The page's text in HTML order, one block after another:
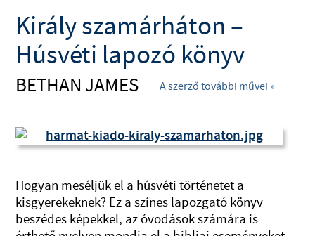
Király szamárháton –
Húsvéti lapozó könyv
BETHAN JAMES A szerző további művei »
Hogyan meséljük el a húsvéti történetet a
kisgyerekeknek? Ez a színes lapozgató könyv
beszédes képekkel, az óvodások számára is